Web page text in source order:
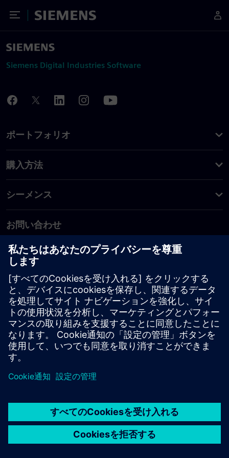
Toggle Menu
Siemens
Siemens Digital Industries Software
ポートフォリオ
購入方法
シーメンス
お問い合わせ
PLM製品のお問い合わせ
EDA製品のお問い合わせ
世界各地の事業拠点
サポート・センター
ご意見・ご要望
違法コピーの連絡先
© Siemens2026
タル・ミレニアム著作権法 (DMCA)
内部通報